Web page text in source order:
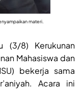
materi.
(3/8) Kerukunan
Mahasiswa dan
bekerja sama
Acara ini